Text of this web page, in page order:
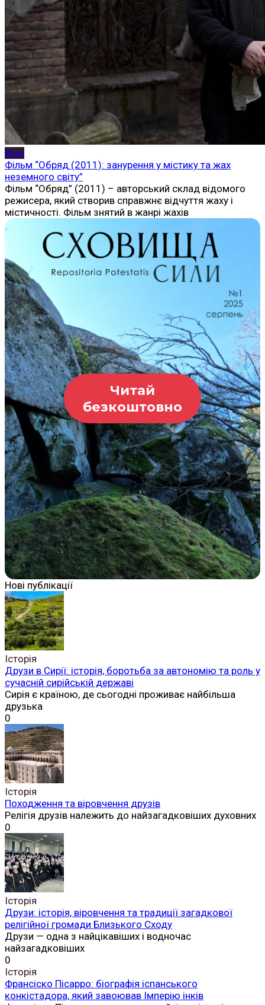
Кіно
Фільм “Обряд (2011): занурення у містику та жах
неземного світу”
Фільм “Обряд” (2011) – авторський склад відомого
режисера, який створив справжнє відчуття жаху і
містичності. Фільм знятий в жанрі жахів
Читай
безкоштовно
Нові публікації
Історія
Друзи в Сирії: історія, боротьба за автономію та роль у
сучасній сирійській державі
Сирія є країною, де сьогодні проживає найбільша
друзька
0
Історія
Походження та віровчення друзів
Релігія друзів належить до найзагадковіших духовних
0
Історія
Друзи: історія, віровчення та традиції загадкової
релігійної громади Близького Сходу
Друзи — одна з найцікавіших і водночас
найзагадковіших
0
Історія
Франсіско Пісарро: біографія іспанського
конкістадора, який завоював Імперію інків